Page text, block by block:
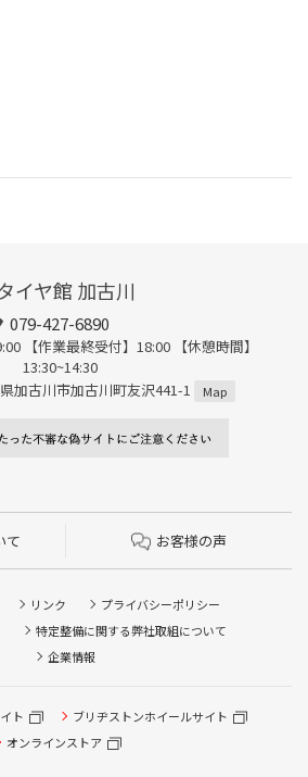
イヤ館 加古川
079-427-6890
【作業最終受付】18:00 【休憩時間】
13:30~14:30
加古川市加古川町友沢441-1
Map
て お客様の声
リンク
プライバシーポリシー
特定整備に関する弊社取組について
企業情報
ト
ブリヂストンホイールサイト
オンラインストア
検/タイヤ履き替え/オイル交換/その他